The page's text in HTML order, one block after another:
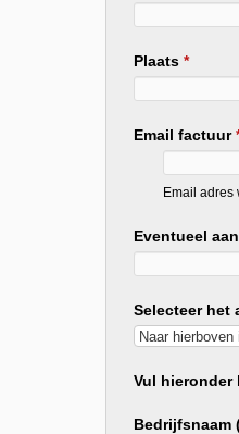
Plaats *
Email factuur
Email adres
Eventueel
Selecteer het
Vul hieronder
Bedrijfsnaam